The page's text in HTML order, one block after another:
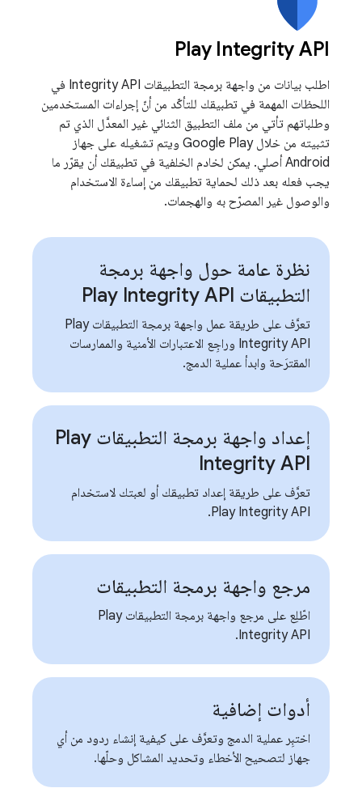
Play Integrity API
اطلب بيانات من واجهة برمجة التطبيقات Integrity API في
اللحظات المهمة في تطبيقك للتأكّد من أنّ إجراءات المستخدمين
وطلباتهم تأتي من ملف التطبيق الثنائي غير المعدَّل الذي تم
تثبيته من خلال Google Play ويتم تشغيله على جهاز
Android أصلي. يمكن لخادم الخلفية في تطبيقك أن يقرّر ما
يجب فعله بعد ذلك لحماية تطبيقك من إساءة الاستخدام
والوصول غير المصرّح به والهجمات.
نظرة عامة حول واجهة برمجة
التطبيقات Play Integrity API
تعرَّف على طريقة عمل واجهة برمجة التطبيقات Play
Integrity API وراجِع الاعتبارات الأمنية والممارسات
المقترَحة وابدأ عملية الدمج.
إعداد واجهة برمجة التطبيقات Play
Integrity API
تعرَّف على طريقة إعداد تطبيقك أو لعبتك لاستخدام
Play Integrity API.
مرجع واجهة برمجة التطبيقات
اطّلِع على مرجع واجهة برمجة التطبيقات Play
Integrity API.
أدوات إضافية
اختبِر عملية الدمج وتعرَّف على كيفية إنشاء ردود من أي
جهاز لتصحيح الأخطاء وتحديد المشاكل وحلّها.